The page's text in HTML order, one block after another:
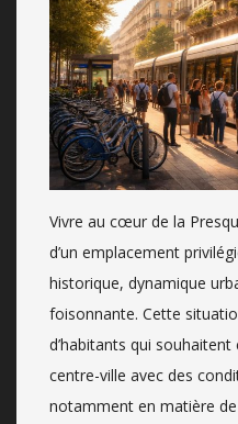
Vivre au cœur de la
d’un emplacement
historique, dynamique
foisonnante. Cette
d’habitants qui
centre-ville avec des
notamment en matière